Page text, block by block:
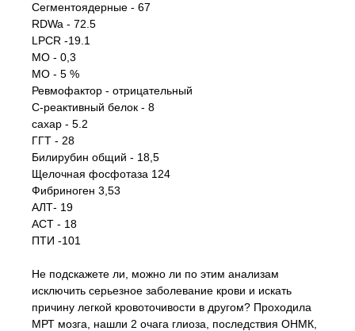
Сегментоядерные - 67
RDWa - 72.5
LPCR -19.1
MO - 0,3
MO - 5 %
Ревмофактор - отрицательный
С-реактивный белок - 8
сахар - 5.2
ГГТ - 28
Билирубин общий - 18,5
Щелочная фосфотаза 124
Фибриноген 3,53
АЛТ- 19
АСТ - 18
ПТИ -101
Не подскажете ли, можно ли по этим анализам
исключить серьезное заболевание крови и искать
причину легкой кровоточивости в другом? Проходила
МРТ мозга, нашли 2 очага глиоза, последствия ОНМК,